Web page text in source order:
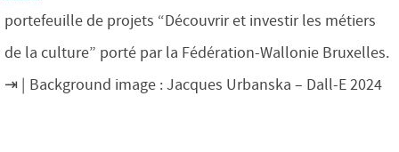
portefeuille de projets “Découvrir et investir les métiers
de la culture” porté par la Fédération-Wallonie Bruxelles.
Background image : Jacques Urbanska – Dall-E 2024